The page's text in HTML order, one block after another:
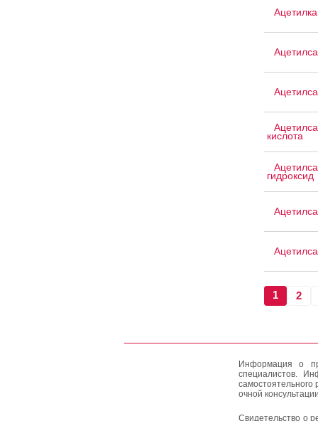
кислота
гидроксид
1 2
Информация о
специалистов.
очной
Свидетельство о